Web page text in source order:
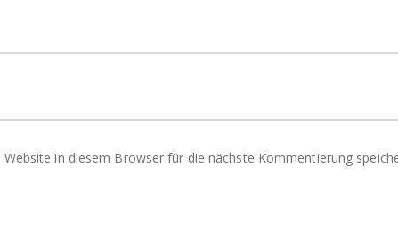
in diesem Browser für die nächste Kommentierung